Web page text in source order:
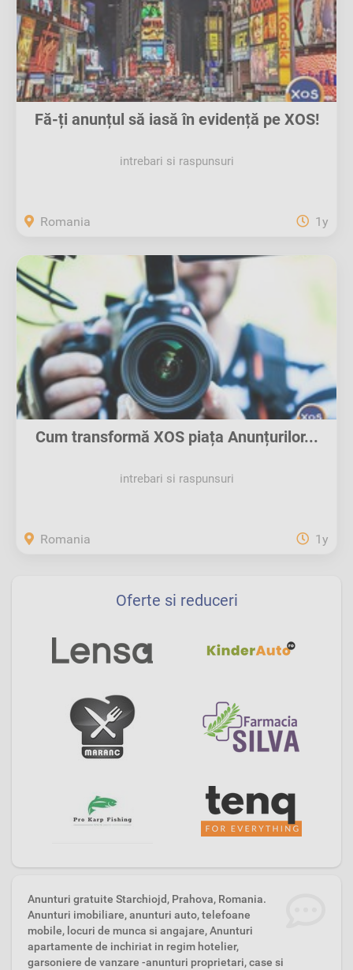
Fă-ți anunțul să iasă în evidență pe XOS!
intrebari si raspunsuri
Romania 1y
Cum transformă XOS piața Anunțurilor...
intrebari si raspunsuri
Romania 1y
Oferte si reduceri
Anunturi gratuite Starchiojd, Prahova, Romania.
Anunturi imobiliare, anunturi auto, telefoane
mobile, locuri de munca si angajare, Anunturi
apartamente de inchiriat in regim hotelier,
garsoniere de vanzare -anunturi proprietari, case si